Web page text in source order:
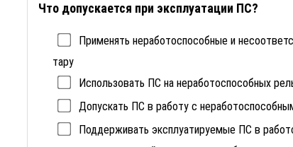
Что допускается при эксплуатации ПС?
Применять неработоспособные и
тару
Использовать ПС на неработоспособных
Допускать ПС в работу с
Поддерживать эксплуатируемые ПС в